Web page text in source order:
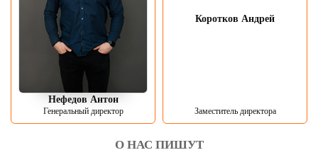
Нефедов Антон
Генеральный директор
Коротков Андрей
Заместитель директора
О НАС ПИШУТ